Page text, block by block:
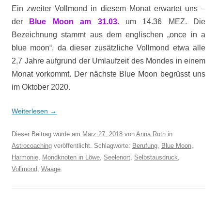
Ein zweiter Vollmond in diesem Monat erwartet uns –
der
Blue Moon am 31.03.um 14.36 MEZ. Die
Bezeichnung stammt aus dem englischen „once in a
blue moon“, da dieser zusätzliche Vollmond etwa alle
2,7 Jahre aufgrund der Umlaufzeit des Mondes in einem
Monat vorkommt. Der nächste Blue Moon begrüsst uns
im Oktober 2020.
Weiterlesen →
Dieser Beitrag wurde am März 27, 2018 von Anna Roth in
Astrocoaching veröffentlicht. Schlagworte: Berufung, Blue Moon,
Harmonie, Mondknoten in Löwe, Seelenort, Selbstausdruck,
Vollmond, Waage.